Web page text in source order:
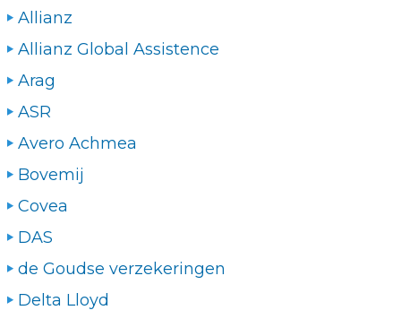
Allianz
Allianz Global Assistence
Arag
ASR
Avero Achmea
Bovemij
Covea
DAS
de Goudse verzekeringen
Delta Lloyd